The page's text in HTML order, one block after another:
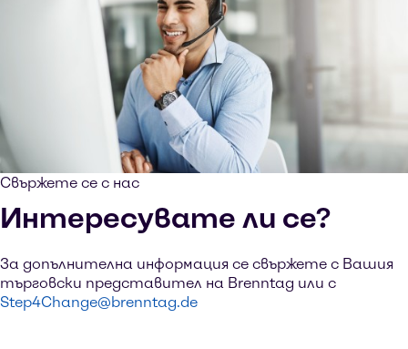
Свържете се с нас
Интересувате ли се?
За допълнителна информация се свържете с Вашия
търговски представител на Brenntag или с
Step4Change@brenntag.de